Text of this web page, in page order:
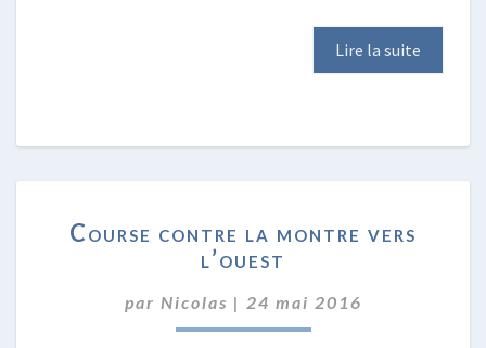
Lire la suite
CONTRE
LA
VERS
L’OUEST
Course contre la montre vers
l’ouest
par Nicolas | 24 mai 2016